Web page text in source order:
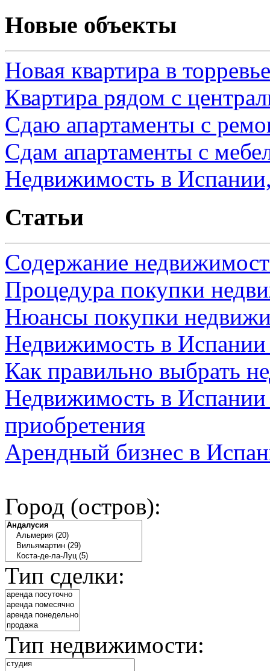
Новые объекты
Новая квартира в
Квартира рядом с
Сдаю апартаменты с
Сдам апартаменты с
Недвижимость в
Статьи
Содержание
Процедура покупки
Нюансы покупки
Недвижимость в
Как правильно выбрать
Недвижимость в Испании
приобретения
Арендный бизнес в
Город (остров):
Тип сделки:
Тип недвижимости: